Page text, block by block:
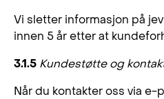
Vi sletter informasjon på
innen 5 år etter at
3.1.5 Kundestøtte og
Når du kontakter oss via e-